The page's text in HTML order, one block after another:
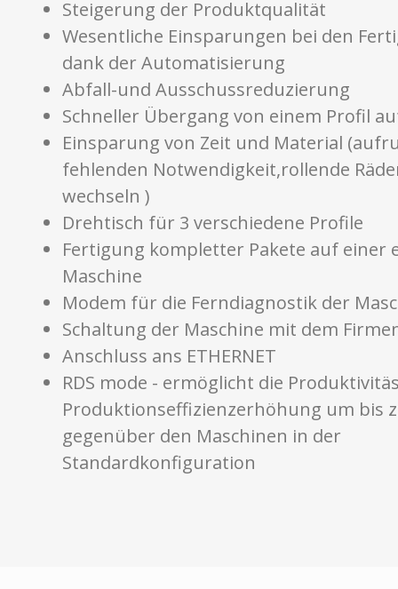
Steigerung der Produktqualität
Wesentliche Einsparungen bei den
dank der Automatisierung
Abfall-und Ausschussreduzierung
Schneller Übergang von einem Profil
Einsparung von Zeit und Material
fehlenden Notwendigkeit,rollende
wechseln )
Drehtisch für 3 verschiedene Profile
Fertigung kompletter Pakete auf einer
Maschine
Modem für die Ferndiagnostik der
Schaltung der Maschine mit dem
Anschluss ans ETHERNET
RDS mode - ermöglicht die
Produktionseffizienzerhöhung um bis
gegenüber den Maschinen in der
Standardkonfiguration